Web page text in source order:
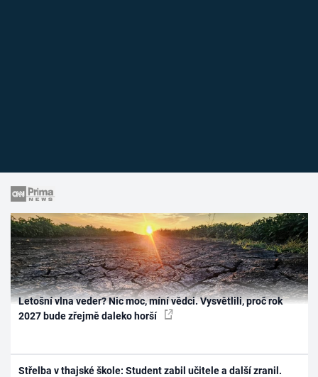
Letošní vlna veder? Nic moc, míní vědci. Vysvětlili, proč rok
2027 bude zřejmě daleko horší
Střelba v thajské škole: Student zabil učitele a další zranil.